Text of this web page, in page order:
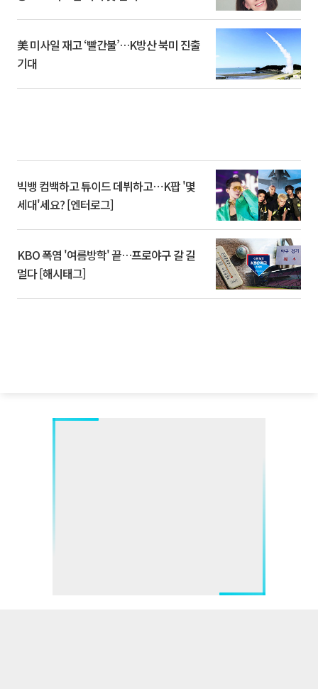
美 미사일 재고 ‘빨간불’…K방산 북미 진출
기대
빅뱅 컴백하고 튜이드 데뷔하고⋯K팝 '몇
세대'세요? [엔터로그]
KBO 폭염 '여름방학' 끝…프로야구 갈 길
멀다 [해시태그]